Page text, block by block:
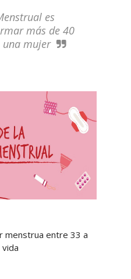
es
más de 40
una mujer
menstrua entre 33 a